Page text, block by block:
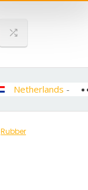
Netherlands -
Rubber